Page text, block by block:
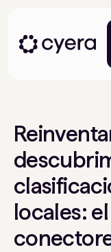
locales: